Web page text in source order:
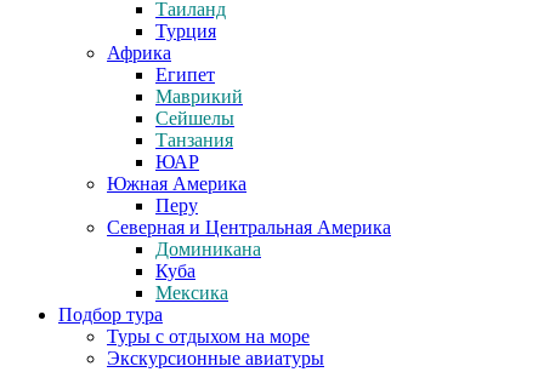
Таиланд
Турция
Африка
Египет
Маврикий
Сейшелы
Танзания
ЮАР
Южная Америка
Перу
Северная и Центральная Америка
Доминикана
Куба
Мексика
Подбор тура
Туры с отдыхом на море
Экскурсионные авиатуры